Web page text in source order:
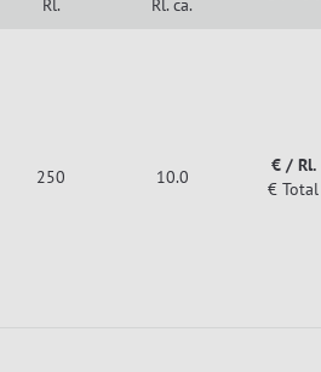
Rl.
Rl. ca.
250 10.0
€ / Rl.
€ Total